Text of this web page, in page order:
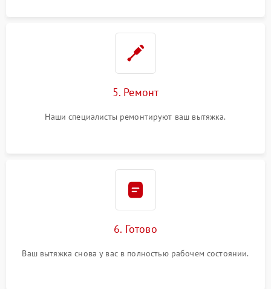
5. Ремонт
Наши специалисты ремонтируют ваш вытяжка.
6. Готово
Ваш вытяжка снова у вас в полностью рабочем состоянии.